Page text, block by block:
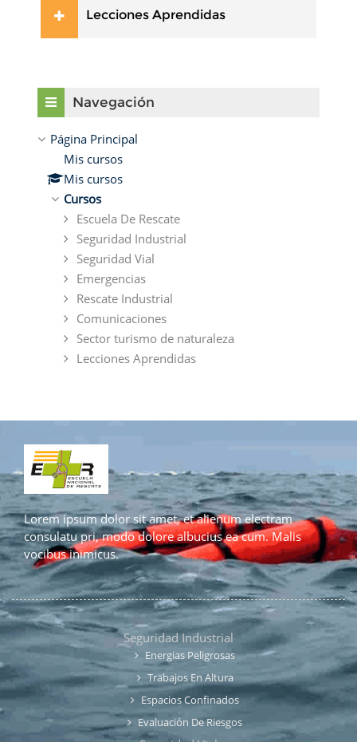
Lecciones Aprendidas
Navegación
Página Principal
Mis cursos
Mis cursos
Cursos
Escuela De Rescate
Seguridad Industrial
Seguridad Vial
Emergencias
Rescate Industrial
Comunicaciones
Sector turismo de naturaleza
Lecciones Aprendidas
Lorem ipsum dolor sit amet, et alienum electram
consulatu pri, modo dolore albucius ea cum. Malis
vocibus inimicus.
Seguridad Industrial
Energias Peligrosas
Trabajos En Altura
Espacios Confinados
Evaluación De Riesgos